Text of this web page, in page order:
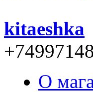
kitaeshka
О